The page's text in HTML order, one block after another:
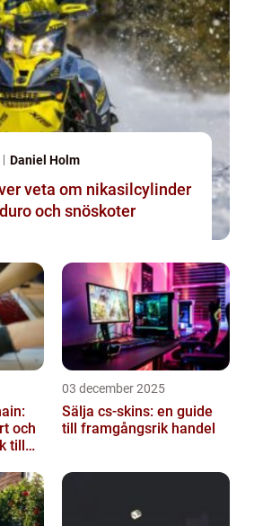
Daniel Holm
veta om nikasilcylinder
och snöskoter
och
till
03 december 2025
Sälja cs-skins: en guide
till framgångsrik handel